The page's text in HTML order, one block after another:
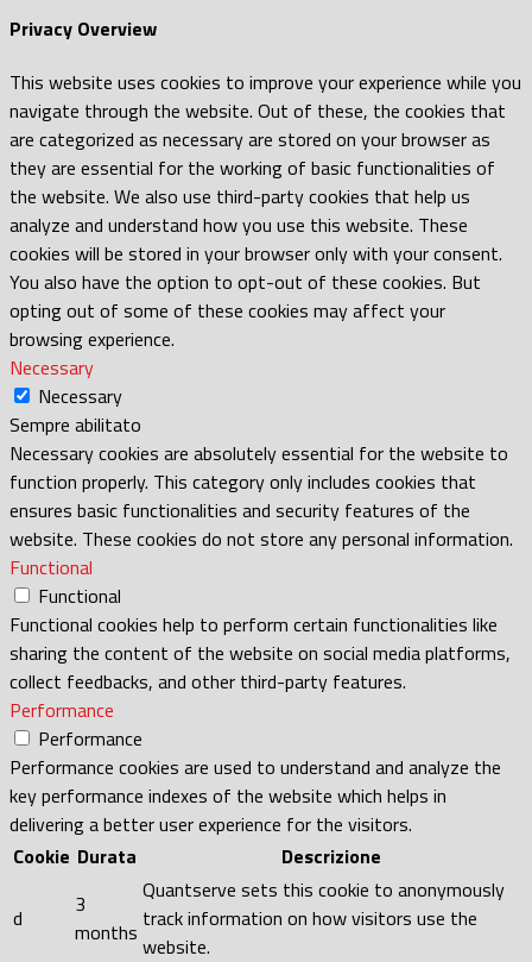
Privacy Overview
This website uses cookies to improve your experience while you
navigate through the website. Out of these, the cookies that
are categorized as necessary are stored on your browser as
they are essential for the working of basic functionalities of
the website. We also use third-party cookies that help us
analyze and understand how you use this website. These
cookies will be stored in your browser only with your consent.
You also have the option to opt-out of these cookies. But
opting out of some of these cookies may affect your
browsing experience.
Necessary
Necessary
Sempre abilitato
Necessary cookies are absolutely essential for the website to
function properly. This category only includes cookies that
ensures basic functionalities and security features of the
website. These cookies do not store any personal information.
Functional
Functional
Functional cookies help to perform certain functionalities like
sharing the content of the website on social media platforms,
collect feedbacks, and other third-party features.
Performance
Performance
Performance cookies are used to understand and analyze the
key performance indexes of the website which helps in
delivering a better user experience for the visitors.
Cookie Durata Descrizione
d
3
months
Quantserve sets this cookie to anonymously
track information on how visitors use the
website.